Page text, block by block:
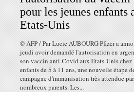
pour les jeunes enfants
Etats-Unis
© AFP / Par Lucie AUBOURG Pfizer a
jeudi avoir demandé l'autorisation en
son vaccin anti-Covid aux Etats-Unis chez
enfants de 5 à 11 ans, une nouvelle étape
campagne d'immunisation très attendue
nombreux parents. Les...